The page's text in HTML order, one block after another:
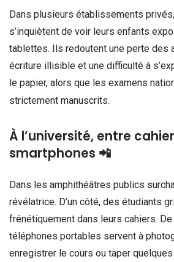
Dans plusieurs établissements
s’inquiètent de voir leurs enfants
tablettes. Ils redoutent une perte des
écriture illisible et une difficulté à
le papier, alors que les examens
strictement manuscrits.
À l’université, entre
smartphones 📲
Dans les amphithéâtres publics
révélatrice. D’un côté, des étudiants
frénétiquement dans leurs cahiers. De
téléphones portables servent à
enregistrer le cours ou taper